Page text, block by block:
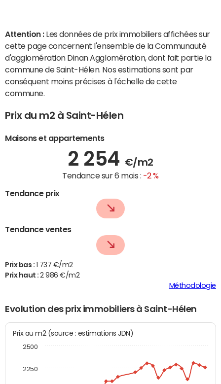
Attention : Les données de prix immobiliers affichées sur
cette page concernent l'ensemble de la Communauté
d'agglomération Dinan Agglomération, dont fait partie la
commune de Saint-Hélen. Nos estimations sont par
conséquent moins précises à l'échelle de cette
commune.
Prix du m2 à Saint-Hélen
Maisons et appartements
2 254 €/m2
Tendance sur 6 mois : -2 %
Tendance prix
Tendance ventes
Prix bas :
1 737 €/m2
Prix haut :2 986 €/m2
Méthodologie
Evolution des prix immobiliers à Saint-Hélen
Prix au m2 (source : estimations JDN)
2250
2500